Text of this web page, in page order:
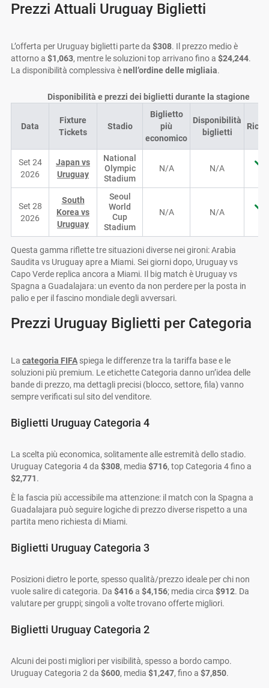
Prezzi Attuali Uruguay Biglietti
L’offerta per Uruguay biglietti parte da $308. Il prezzo medio è
attorno a $1,063, mentre le soluzioni top arrivano fino a $24,244.
La disponibilità complessiva ènell’ordine delle migliaia.
Disponibilità e prezzi dei biglietti durante la stagione
Data
Fixture
Tickets
Stadio
Biglietto
più
economico
Disponibilità
biglietti
Set 24
2026
Japan vs
Uruguay
National
Olympic
Stadium
N/A N/A
Set 28
2026
South
Korea vs
Uruguay
Seoul
World
Cup
Stadium
N/A N/A
Questa gamma riflette tre situazioni diverse nei gironi: Arabia
Saudita vs Uruguay apre a Miami. Sei giorni dopo, Uruguay vs
Capo Verde replica ancora a Miami. Il big match è Uruguay vs
Spagna a Guadalajara: un evento da non perdere per la posta in
palio e per il fascino mondiale degli avversari.
Prezzi Uruguay Biglietti per Categoria
La categoria FIFA spiega le differenze tra la tariffa base e le
soluzioni più premium. Le etichette Categoria danno un’idea delle
bande di prezzo, ma dettagli precisi (blocco, settore, fila) vanno
sempre verificati sul sito del venditore.
Biglietti Uruguay Categoria 4
La scelta più economica, solitamente alle estremità dello stadio.
Uruguay Categoria 4 da $308, media $716, top Categoria 4 fino a
$2,771.
È la fascia più accessibile ma attenzione: il match con la Spagna a
Guadalajara può seguire logiche di prezzo diverse rispetto a una
partita meno richiesta di Miami.
Biglietti Uruguay Categoria 3
Posizioni dietro le porte, spesso qualità/prezzo ideale per chi non
vuole salire di categoria. Da $416a $4,156; media circa $912. Da
valutare per gruppi; singoli a volte trovano offerte migliori.
Biglietti Uruguay Categoria 2
Alcuni dei posti migliori per visibilità, spesso a bordo campo.
Uruguay Categoria 2 da $600, media $1,247, fino a $7,850.